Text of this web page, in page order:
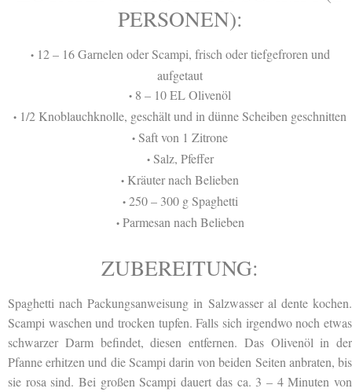
PERSONEN):
•12 – 16 Garnelen oder Scampi, frisch oder tiefgefroren und
aufgetaut
• 8 – 10 EL Olivenöl
• 1/2 Knoblauchknolle, geschält und in dünne Scheiben geschnitten
• Saft von 1 Zitrone
•Salz, Pfeffer
• Kräuter nach Belieben
•250 – 300 g Spaghetti
•Parmesan nach Belieben
ZUBEREITUNG:
Spaghetti nach Packungsanweisung in Salzwasser al dente kochen.
Scampi waschen und trocken tupfen. Falls sich irgendwo noch etwas
schwarzer Darm befindet, diesen entfernen. Das Olivenöl in der
Pfanne erhitzen und die Scampi darin von beiden Seiten anbraten, bis
sie rosa sind. Bei großen Scampi dauert das ca. 3 – 4 Minuten von